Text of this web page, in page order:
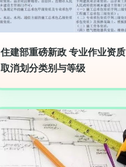
住建部重磅新政 专业作业资质
取消划分类别与等级